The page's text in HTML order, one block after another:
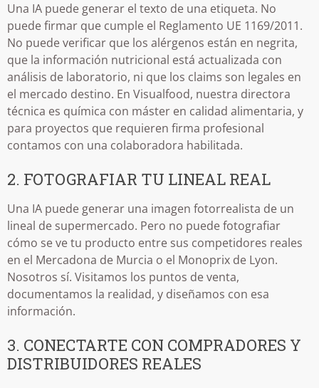
Una IA puede generar el texto de una etiqueta. No
puede firmar que cumple el Reglamento UE 1169/2011.
No puede verificar que los alérgenos están en negrita,
que la información nutricional está actualizada con
análisis de laboratorio, ni que los claims son legales en
el mercado destino. En Visualfood, nuestra directora
técnica es química con máster en calidad alimentaria, y
para proyectos que requieren firma profesional
contamos con una colaboradora habilitada.
2. FOTOGRAFIAR TU LINEAL REAL
Una IA puede generar una imagen fotorrealista de un
lineal de supermercado. Pero no puede fotografiar
cómo se ve tu producto entre sus competidores reales
en el Mercadona de Murcia o el Monoprix de Lyon.
Nosotros sí. Visitamos los puntos de venta,
documentamos la realidad, y diseñamos con esa
información.
3. CONECTARTE CON COMPRADORES Y
DISTRIBUIDORES REALES